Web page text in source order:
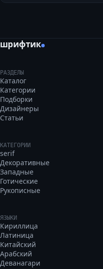
шрифтик
РАЗДЕЛЫ
Каталог
Категории
Подборки
Дизайнеры
Статьи
КАТЕГОРИИ
serif
Декоративные
Западные
Готические
Рукописные
ЯЗЫКИ
Кириллица
Латиница
Китайский
Арабский
Деванагари